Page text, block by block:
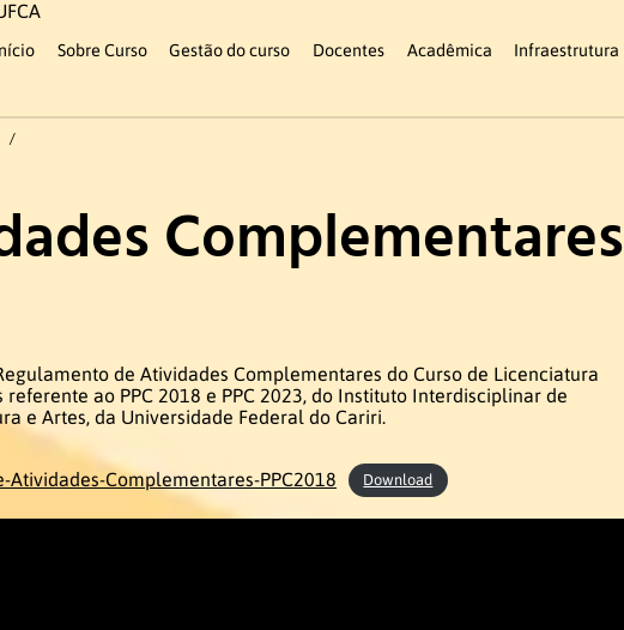
Sobre Curso Gestão do curso Docentes Acadêmica Infraestrutura
/
Complementares
de Atividades Complementares do Curso de Licenciatura
referente ao PPC 2018 e PPC 2023, do Instituto Interdisciplinar de
e Artes, da Universidade Federal do Cariri.
Atividades-Complementares-PPC2018 Download